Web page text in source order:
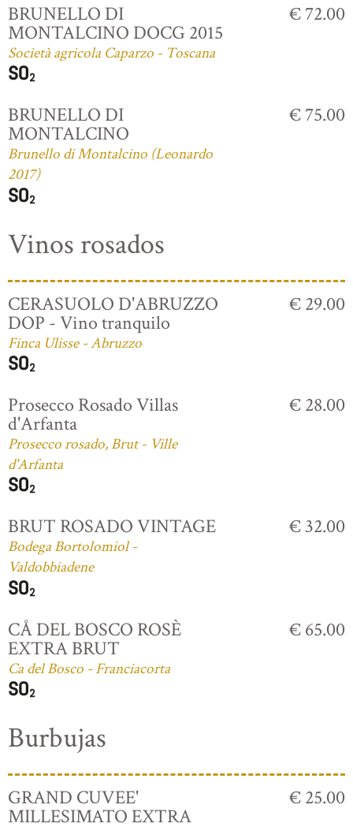
BRUNELLO DI
MONTALCINO DOCG 2015
Società agricola Caparzo - Toscana
€ 72.00
BRUNELLO DI
MONTALCINO
Brunello di Montalcino (Leonardo
2017)
€ 75.00
Vinos rosados
CERASUOLO D'ABRUZZO
DOP - Vino tranquilo
Finca Ulisse - Abruzzo
€ 29.00
Prosecco Rosado Villas
d'Arfanta
Prosecco rosado, Brut - Ville
d'Arfanta
€ 28.00
BRUT ROSADO VINTAGE
Bodega Bortolomiol -
Valdobbiadene
€ 32.00
CÅ DEL BOSCO ROSÈ
EXTRA BRUT
Ca del Bosco - Franciacorta
€ 65.00
Burbujas
GRAND CUVEE'
MILLESIMATO EXTRA
€ 25.00